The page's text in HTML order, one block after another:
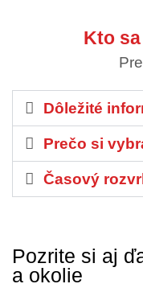
Kto
Dôležité
Prečo si
Časový
Pozrite si aj
a okolie